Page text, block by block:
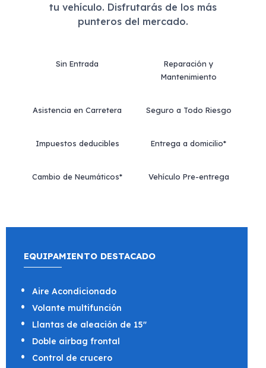
tu vehículo. Disfrutarás de los más
punteros del mercado.
Sin Entrada
Reparación y
Mantenimiento
Asistencia en Carretera Seguro a Todo Riesgo
Impuestos deducibles Entrega a domicilio*
Cambio de Neumáticos* Vehículo Pre-entrega
EQUIPAMIENTO DESTACADO
Aire Acondicionado
Volante multifunción
Llantas de aleación de 15"
Doble airbag frontal
Control de crucero